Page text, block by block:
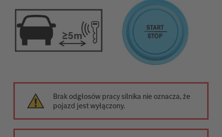
Brak odgłosów pracy silnika nie oznacza, że
pojazd jest wyłączony.